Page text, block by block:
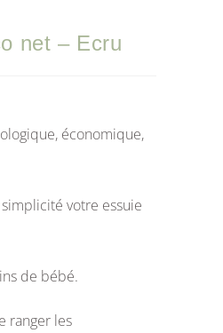
net – Ecru
économique,
votre essuie
de bébé.
ranger les